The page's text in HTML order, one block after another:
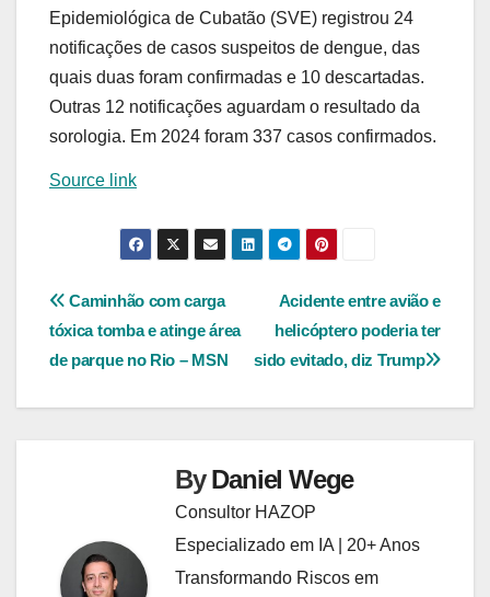
Epidemiológica de Cubatão (SVE) registrou 24
notificações de casos suspeitos de dengue, das
quais duas foram confirmadas e 10 descartadas.
Outras 12 notificações aguardam o resultado da
sorologia. Em 2024 foram 337 casos confirmados.
Source link
Navegação
de
Acidente entre avião e
helicóptero poderia ter
sido evitado, diz Trump
Caminhão com carga
tóxica tomba e atinge área
de parque no Rio – MSN
ByDaniel Wege
Consultor HAZOP
Especializado em IA | 20+ Anos
Transformando Riscos em